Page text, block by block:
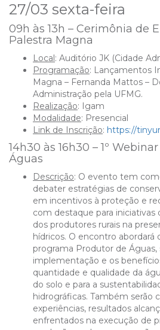
27/03 sexta-feira
09h às 13h – Cerimônia de
Palestra Magna
Local: Auditório JK (Cidade
Programação: Lançamentos
Magna – Fernanda Mattos – D
Administração pela UFMG.
Realização: Igam
Modalidade: Presencial
Link de Inscrição: https://
14h30 às 16h30 – 1º
Águas
Descrição: O evento tem
debater estratégias de
em incentivos à proteção e
com destaque para iniciativas
dos produtores rurais na
hídricos. O encontro
programa Produtor de
implementação e os
quantidade e qualidade da
do solo e para a
hidrográficas. Também serão
experiências, resultados
enfrentados na execução de